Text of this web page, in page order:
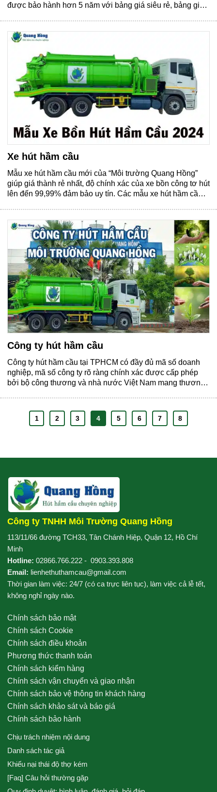
được bảo hành hơn 5 năm với bảng giá siêu rẻ, bảng giá
Xe hút hầm cầu
Mẫu xe hút hầm cầu mới của “Môi trường Quang Hồng”
giúp giá thành rẻ nhất, độ chính xác của xe bồn công tơ hút
lên đến 99,99% đảm bảo uy tín. Các mẫu xe hút hầm cầu
Công ty hút hầm cầu
Công ty hút hầm cầu tại TPHCM có đầy đủ mã số doanh
nghiệp, mã số công ty rõ ràng chính xác được cấp phép
bởi bộ công thương và nhà nước Việt Nam mang thương
1 2 3 4 5 6 7 8
Công ty TNHH Môi Trường Quang Hồng
113/11/66 đường TCH33, Tân Chánh Hiệp, Quận 12, Hồ Chí
Minh
Hotline: 02866.766.222 - 0903.393.808
Email: lienhethuthamcau@gmail.com
Thời gian làm việc: 24/7 (có ca trực liên tục), làm việc cả lễ tết,
không nghỉ ngày nào.
Chính sách bảo mật
Chính sách Cookie
Chính sách điều khoản
Phương thức thanh toán
Chính sách kiểm hàng
Chính sách vận chuyển và giao nhận
Chính sách bảo vệ thông tin khách hàng
Chính sách khảo sát và báo giá
Chính sách bảo hành
Chịu trách nhiệm nội dung
Danh sách tác giả
Khiếu nại thái độ thợ kém
[Faq] Câu hỏi thường gặp